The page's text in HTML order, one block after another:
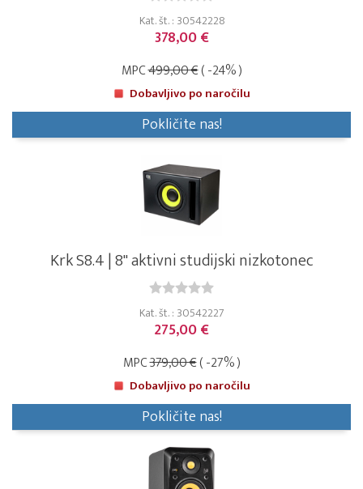
Kat. št. : 30542228
378,00 €
MPC499,00 €( -24% )
Dobavljivo po naročilu
Pokličite nas!
Krk S8.4 | 8" aktivni studijski nizkotonec
Kat. št. : 30542227
275,00 €
MPC379,00 €( -27% )
Dobavljivo po naročilu
Pokličite nas!